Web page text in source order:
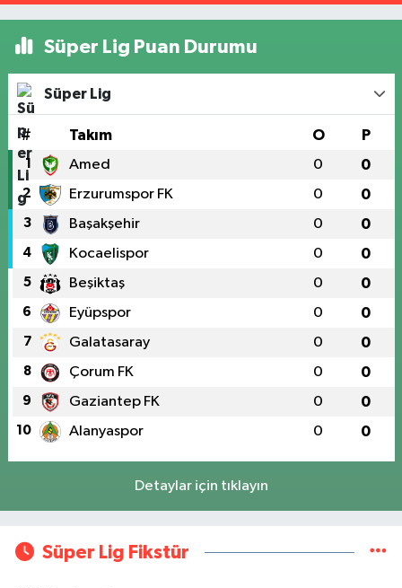
Süper Lig Puan Durumu
Süper Lig
# Takım O P
1 Amed 0 0
2 Erzurumspor FK 0 0
3 Başakşehir 0 0
4 Kocaelispor 0 0
5 Beşiktaş 0 0
6 Eyüpspor 0 0
7 Galatasaray 0 0
8 Çorum FK 0 0
9 Gaziantep FK 0 0
10 Alanyaspor 0 0
Detaylar için tıklayın
Süper Lig Fikstür